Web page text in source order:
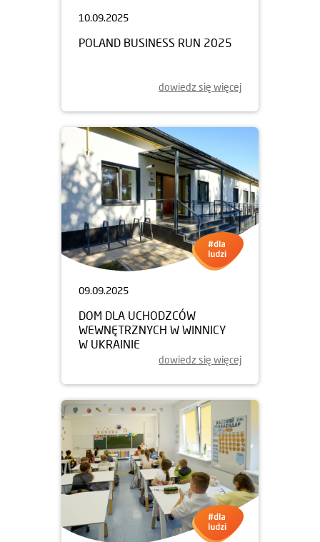
10.09.2025
POLAND BUSINESS RUN 2025
dowiedz się więcej
09.09.2025
DOM DLA UCHODZCÓW
WEWNĘTRZNYCH W WINNICY
W UKRAINIE
dowiedz się więcej